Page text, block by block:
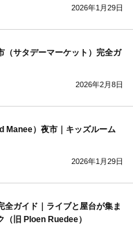
2026年1月29日
（サタデーマーケット）完全ガ
2026年2月8日
Manee）夜市｜キッズルーム
2026年1月29日
ガイド｜ライブと屋台が集ま
（旧 Ploen Ruedee）